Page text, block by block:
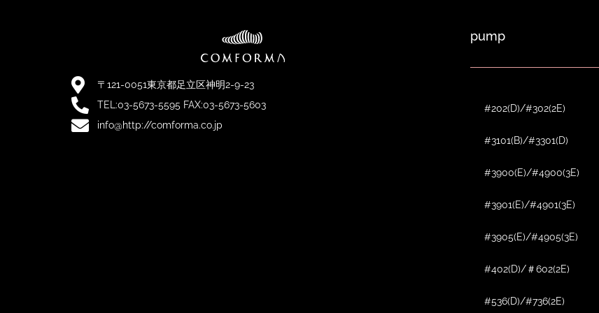
〒121-0051東京都足立区神明2-9-23
TEL:03-5673-5595 FAX:03-5673-5603
info@http://comforma.co.jp
pump
#202(D)/#302(2E)
#3101(B)/#3301(D)
#3900(E)/#4900(3E)
#3901(E)/#4901(3E)
#3905(E)/#4905(3E)
#402(D)/＃602(2E)
#536(D)/#736(2E)